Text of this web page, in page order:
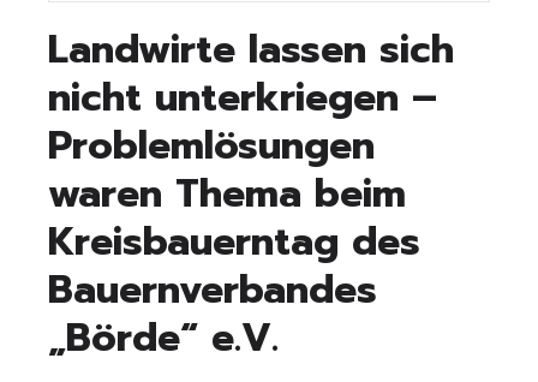
Landwirte lassen sich
nicht unterkriegen –
Problemlösungen
waren Thema beim
Kreisbauerntag des
Bauernverbandes
„Börde“ e.V.